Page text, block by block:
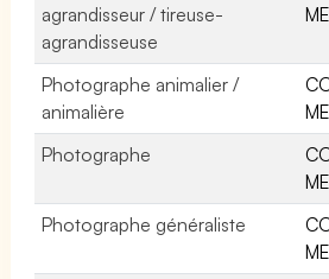
agrandisseur / tireuse-
agrandisseuse
Photographe animalier /
animalière
Photographe
Photographe généraliste